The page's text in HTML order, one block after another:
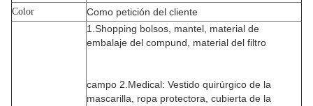
Color Como petición del cliente
1.Shopping bolsos, mantel, material de
embalaje del compund, material del filtro
campo 2.Medical: Vestido quirúrgico de la
mascarilla, ropa protectora, cubierta de la